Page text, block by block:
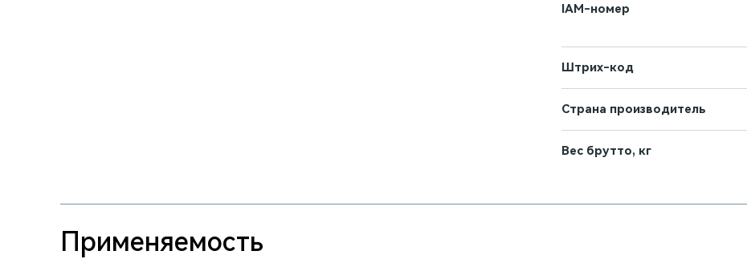
IAM-номер
Штрих-код
Страна производитель
Вес брутто, кг
Применяемость